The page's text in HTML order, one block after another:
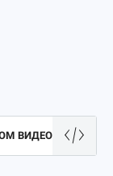
ВИДЕО